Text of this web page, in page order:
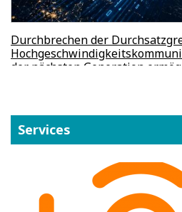
Durchbrechen der
der nächsten Generation
Services